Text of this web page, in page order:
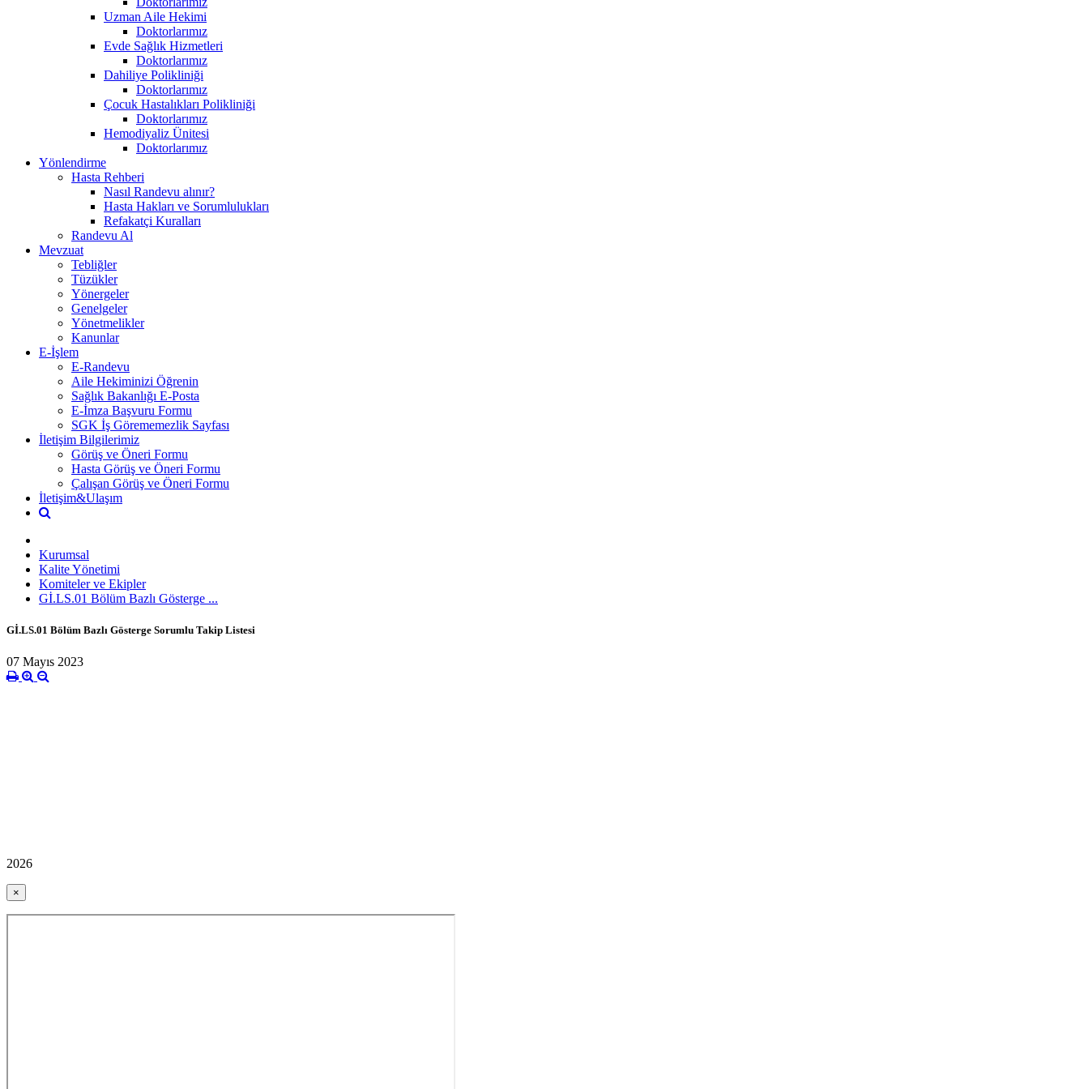
Uzman Aile Hekimi
Doktorlarımız
Evde Sağlık Hizmetleri
Doktorlarımız
Dahiliye Polikliniği
Doktorlarımız
Çocuk Hastalıkları Polikliniği
Doktorlarımız
Hemodiyaliz Ünitesi
Doktorlarımız
Yönlendirme
Hasta Rehberi
Nasıl Randevu alınır?
Hasta Hakları ve Sorumlulukları
Refakatçi Kuralları
Randevu Al
Mevzuat
Tebliğler
Tüzükler
Yönergeler
Genelgeler
Yönetmelikler
Kanunlar
E-İşlem
E-Randevu
Aile Hekiminizi Öğrenin
Sağlık Bakanlığı E-Posta
E-İmza Başvuru Formu
SGK İş Görememezlik Sayfası
İletişim Bilgilerimiz
Görüş ve Öneri Formu
Hasta Görüş ve Öneri Formu
Çalışan Görüş ve Öneri Formu
İletişim&Ulaşım
Kurumsal
Kalite Yönetimi
Komiteler ve Ekipler
Gİ.LS.01 Bölüm Bazlı Gösterge ...
Gİ.LS.01 Bölüm Bazlı Gösterge Sorumlu Takip Listesi
07 Mayıs 2023
2026
×